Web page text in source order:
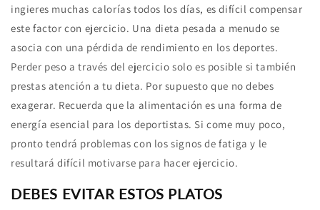
ingieres muchas calorías todos los días, es difícil compensar
este factor con ejercicio. Una dieta pesada a menudo se
asocia con una pérdida de rendimiento en los deportes.
Perder peso a través del ejercicio solo es posible si también
prestas atención a tu dieta. Por supuesto que no debes
exagerar. Recuerda que la alimentación es una forma de
energía esencial para los deportistas. Si come muy poco,
pronto tendrá problemas con los signos de fatiga y le
resultará difícil motivarse para hacer ejercicio.
DEBES EVITAR ESTOS PLATOS